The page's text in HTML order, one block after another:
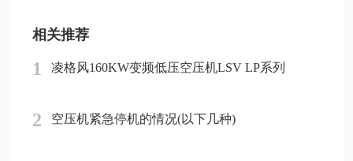
相关推荐
1 凌格风160KW变频低压空压机LSV LP系列
2 空压机紧急停机的情况(以下几种)